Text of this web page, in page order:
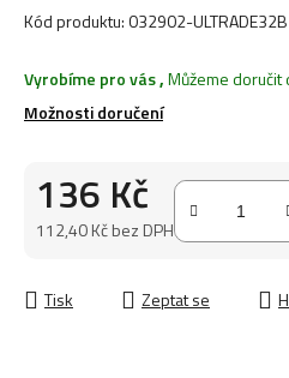
Kód produktu:032902-ULTRADE32B
Vyrobíme pro vás,Můžeme doručit
Možnosti doručení
136 Kč
112,40 Kč bez DPH
Tisk Zeptat se